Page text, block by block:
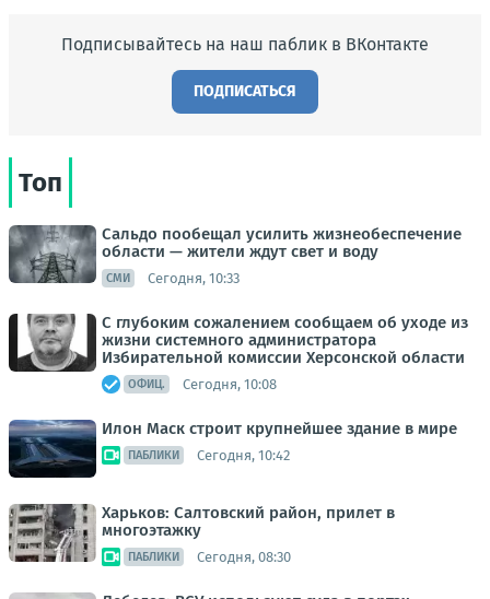
Подписывайтесь на наш паблик в ВКонтакте
ПОДПИСАТЬСЯ
Топ
Сальдо пообещал усилить жизнеобеспечение
области — жители ждут свет и воду
СМИ Сегодня, 10:33
С глубоким сожалением сообщаем об уходе из
жизни системного администратора
Избирательной комиссии Херсонской области
ОФИЦ. Сегодня, 10:08
Илон Маск строит крупнейшее здание в мире
ПАБЛИКИ Сегодня, 10:42
Харьков: Салтовский район, прилет в
многоэтажку
ПАБЛИКИ Сегодня, 08:30